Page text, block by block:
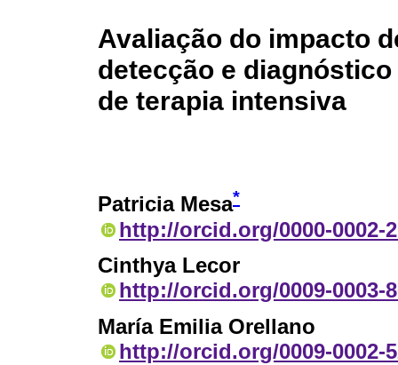
Avaliação do impacto
detecção e
de terapia intensiva
Patricia Mesa*
http://orcid.org/0000-0002-
Cinthya Lecor
http://orcid.org/0009-0003-
María Emilia Orellano
http://orcid.org/0009-0002-